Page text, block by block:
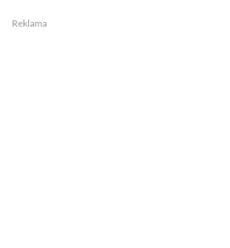
Reklama